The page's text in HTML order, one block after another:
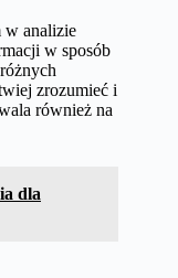
w analizie
w sposób
zrozumieć i
również na
dla